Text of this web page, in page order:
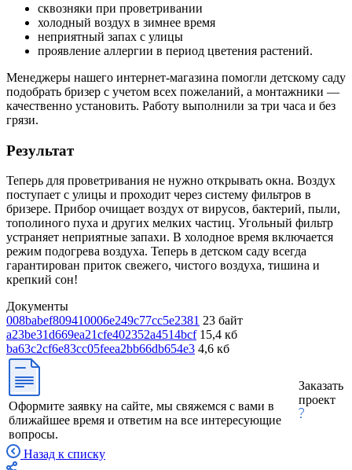
сквозняки при проветривании
холодный воздух в зимнее время
неприятный запах с улицы
проявление аллергии в период цветения растений.
Менеджеры нашего интернет-магазина помогли детскому саду
подобрать бризер с учетом всех пожеланий, а монтажники —
качественно установить. Работу выполнили за три часа и без
грязи.
Результат
Теперь для проветривания не нужно открывать окна. Воздух
поступает с улицы и проходит через систему фильтров в
бризере. Прибор очищает воздух от вирусов, бактерий, пыли,
тополиного пуха и других мелких частиц. Угольный фильтр
устраняет неприятные запахи. В холодное время включается
режим подогрева воздуха. Теперь в детском саду всегда
гарантирован приток свежего, чистого воздуха, тишина и
крепкий сон!
Документы
008babef809410006e249c77cc5e2381 23 байт
a23be31d669ea21cfe402352a4514bcf 15,4 кб
ba63c2cf6e83cc05feea2bb66db654e3 4,6 кб
Оформите заявку на сайте, мы свяжемся с вами в
ближайшее время и ответим на все интересующие
вопросы.
Заказать
проект
Назад к списку